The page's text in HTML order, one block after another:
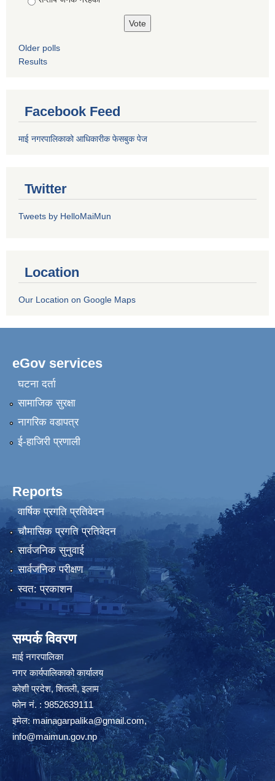
Older polls
Results
Facebook Feed
माई नगरपालिकाको आधिकारीक फेसबुक पेज
Twitter
Tweets by HelloMaiMun
Location
Our Location on Google Maps
eGov services
घटना दर्ता
सामाजिक सुरक्षा
नागरिक वडापत्र
ई-हाजिरी प्रणाली
Reports
वार्षिक प्रगति प्रतिवेदन
चौमासिक प्रगति प्रतिवेदन
सार्वजनिक सुनुवाई
सार्वजनिक परीक्षण
स्वत: प्रकाशन
सम्पर्क विवरण
माई नगरपालिका
नगर कार्यपालिकाको कार्यालय
कोशी प्रदेश, शितली, इलाम
फोन नं. : 9852639111
इमेल:mainagarpalika@gmail.com,
info@maimun.gov.np